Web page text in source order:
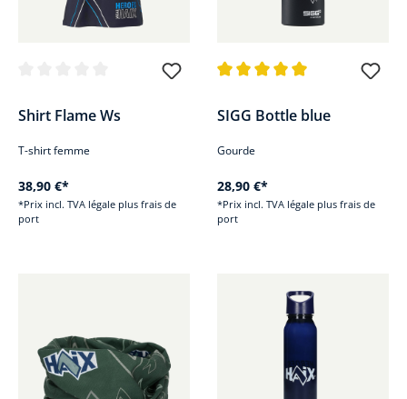
Shirt Flame Ws
T-shirt femme
38,90 €*
*Prix incl. TVA légale plus frais de
port
SIGG Bottle blue
Gourde
28,90 €*
*Prix incl. TVA légale plus frais de
port